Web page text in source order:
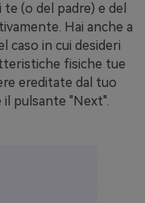
(o del padre) e del
Hai anche a
caso in cui desideri
fisiche tue
ereditate dal tuo
pulsante "Next".